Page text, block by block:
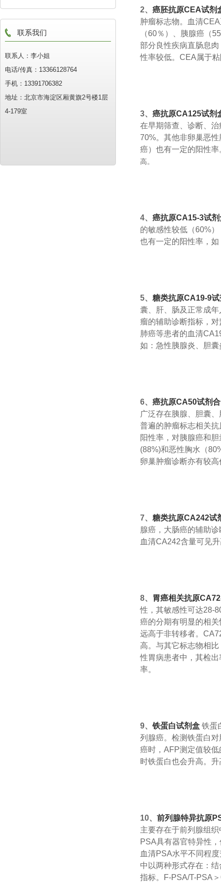
2、 癌胚抗原CEA试剂
肿瘤标志物。血清
（60％）、胰腺癌（
部分良性疾病直肠息
性率较低。CEA属于
3、 癌抗原CA125试剂
在早期筛查、诊断、
70%。其他非卵巢恶
癌）也有一定的阳性
高。
4、 癌抗原CA15-3试剂
的敏感性较低（60%
也有一定的阳性率，
5、 糖类抗原CA19-9试
囊、肝、肠及正常成
瘤的辅助诊断指标，
肺癌等患者的血清
如：急性胰腺炎、胆
6、 癌抗原CA50试剂合
广泛存在胰腺、胆囊
普遍的肿瘤标志相关
阳性率，对胰腺癌和
(88%)和恶性胸水（
卵巢肿瘤诊断亦有较高
7、 糖类抗原CA242试
腺癌，大肠癌的辅助
血清CA242含量可见
8、
胃癌相关抗原
性，其敏感性可达28-
癌的分期有明显的相
远高于非转移者。
高。与其它标志物相
性胃病患者中，其检
率。
9、 铁蛋白试剂盒 铁蛋
列腺癌。检测铁蛋白
癌时，AFP测定值较
时铁蛋白也会升高。
10、 前列腺特异抗原
主要存在于前列腺组
PSA具有器官特异性
血清PSA水平不同程
中以两种形式存在：
指标。F-PSA/T-PSA
联系我们
联系人：李小姐
电话/传真：13366128764
手机：13391706382
地址：北京市海淀区厢黄旗2号楼1层
4-179室